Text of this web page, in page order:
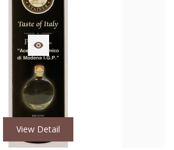

View Detail